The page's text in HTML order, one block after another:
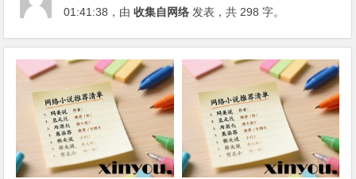
01:41:38 ，由收集自网络 发表，共 298 字。